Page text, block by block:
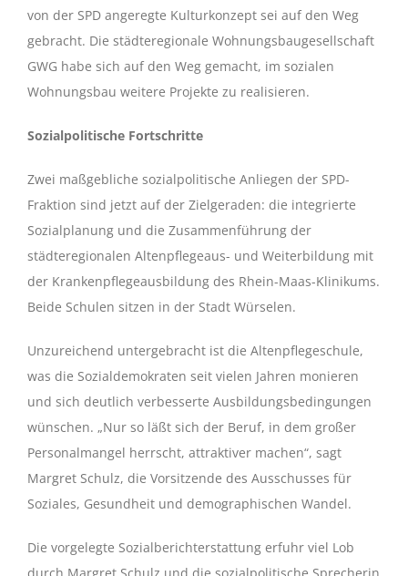
von der SPD angeregte Kulturkonzept sei auf den Weg
gebracht. Die städteregionale Wohnungsbaugesellschaft
GWG habe sich auf den Weg gemacht, im sozialen
Wohnungsbau weitere Projekte zu realisieren.
Sozialpolitische Fortschritte
Zwei maßgebliche sozialpolitische Anliegen der SPD-
Fraktion sind jetzt auf der Zielgeraden: die integrierte
Sozialplanung und die Zusammenführung der
städteregionalen Altenpflegeaus- und Weiterbildung mit
der Krankenpflegeausbildung des Rhein-Maas-Klinikums.
Beide Schulen sitzen in der Stadt Würselen.
Unzureichend untergebracht ist die Altenpflegeschule,
was die Sozialdemokraten seit vielen Jahren monieren
und sich deutlich verbesserte Ausbildungsbedingungen
wünschen. „Nur so läßt sich der Beruf, in dem großer
Personalmangel herrscht, attraktiver machen“, sagt
Margret Schulz, die Vorsitzende des Ausschusses für
Soziales, Gesundheit und demographischen Wandel.
Die vorgelegte Sozialberichterstattung erfuhr viel Lob